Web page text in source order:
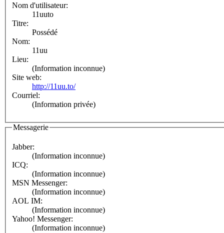
Nom d'utilisateur:
11uuto
Titre:
Possédé
Nom:
11uu
Lieu:
(Information inconnue)
Site web:
http://11uu.to/
Courriel:
(Information privée)
Messagerie
Jabber:
(Information inconnue)
ICQ:
(Information inconnue)
MSN Messenger:
(Information inconnue)
AOL IM:
(Information inconnue)
Yahoo! Messenger:
(Information inconnue)